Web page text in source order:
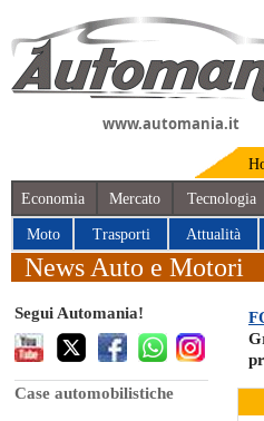
www.automania.it
Economia Mercato Tecnologia
Moto Trasporti Attualità
News Auto e Motori
Segui Automania!
Case automobilistiche